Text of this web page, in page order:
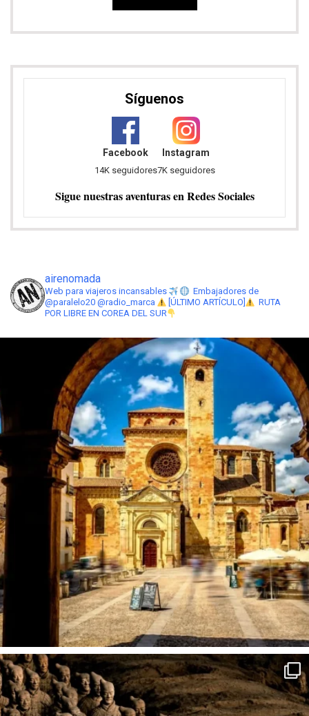
airenomada
Web para viajeros incansables
Embajadores de
@paralelo20 @radio_marca
[ÚLTIMO ARTÍCULO]
RUTA
POR LIBRE EN COREA DEL SUR